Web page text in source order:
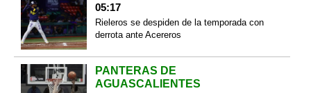
05:17
Rieleros se despiden de la temporada con
derrota ante Acereros
PANTERAS DE
AGUASCALIENTES